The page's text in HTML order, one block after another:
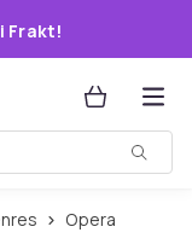
Frakt!
Opera